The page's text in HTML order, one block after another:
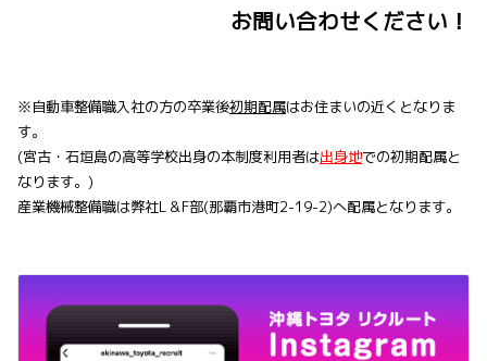
お問い合わせください！
※自動車整備職入社の方の卒業後初期配属はお住まいの近くとなりま
す。
(宮古・石垣島の高等学校出身の本制度利用者は出身地での初期配属と
なります。)
産業機械整備職は弊社L＆F部(那覇市港町2-19-2)へ配属となります。